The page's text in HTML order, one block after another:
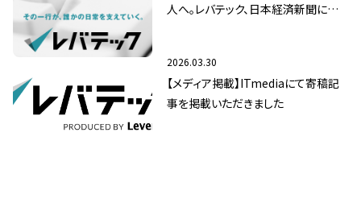
人へ。レバテック、日本経済新聞にてメ
2026.03.30
【メディア掲載】ITmediaにて寄稿記
事を掲載いただきました